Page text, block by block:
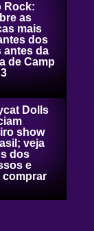
Rock:
as
mais
dos
antes da
de Camp
Dolls
show
veja
dos
e
comprar